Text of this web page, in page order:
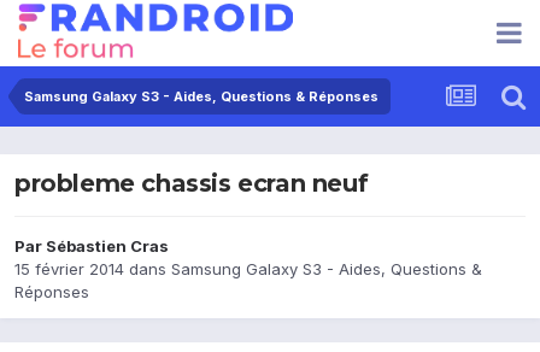
Samsung Galaxy S3 - Aides, Questions & Réponses
probleme chassis ecran neuf
Par Sébastien Cras
15 février 2014 dans Samsung Galaxy S3 - Aides, Questions &
Réponses